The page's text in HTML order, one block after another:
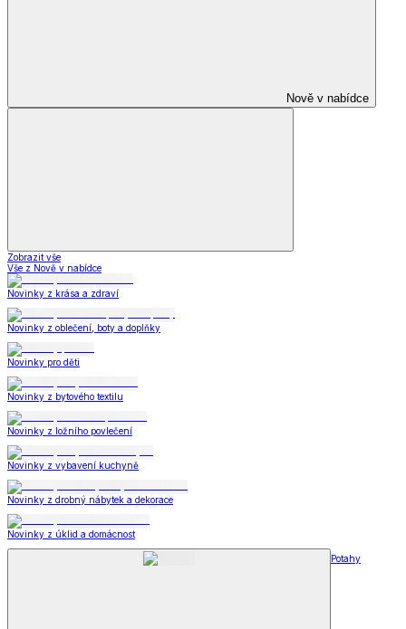
Nově v nabídce
Zobrazit vše
Vše z Nově v nabídce
Novinky z krása a zdraví
Novinky z oblečení, boty a doplňky
Novinky pro děti
Novinky z bytového textilu
Novinky z ložního povlečení
Novinky z vybavení kuchyně
Novinky z drobný nábytek a dekorace
Novinky z úklid a domácnost
Potahy